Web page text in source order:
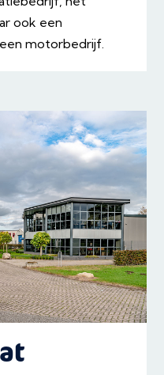
ook een
motorbedrijf.